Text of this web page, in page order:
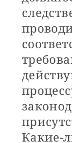
Какие-